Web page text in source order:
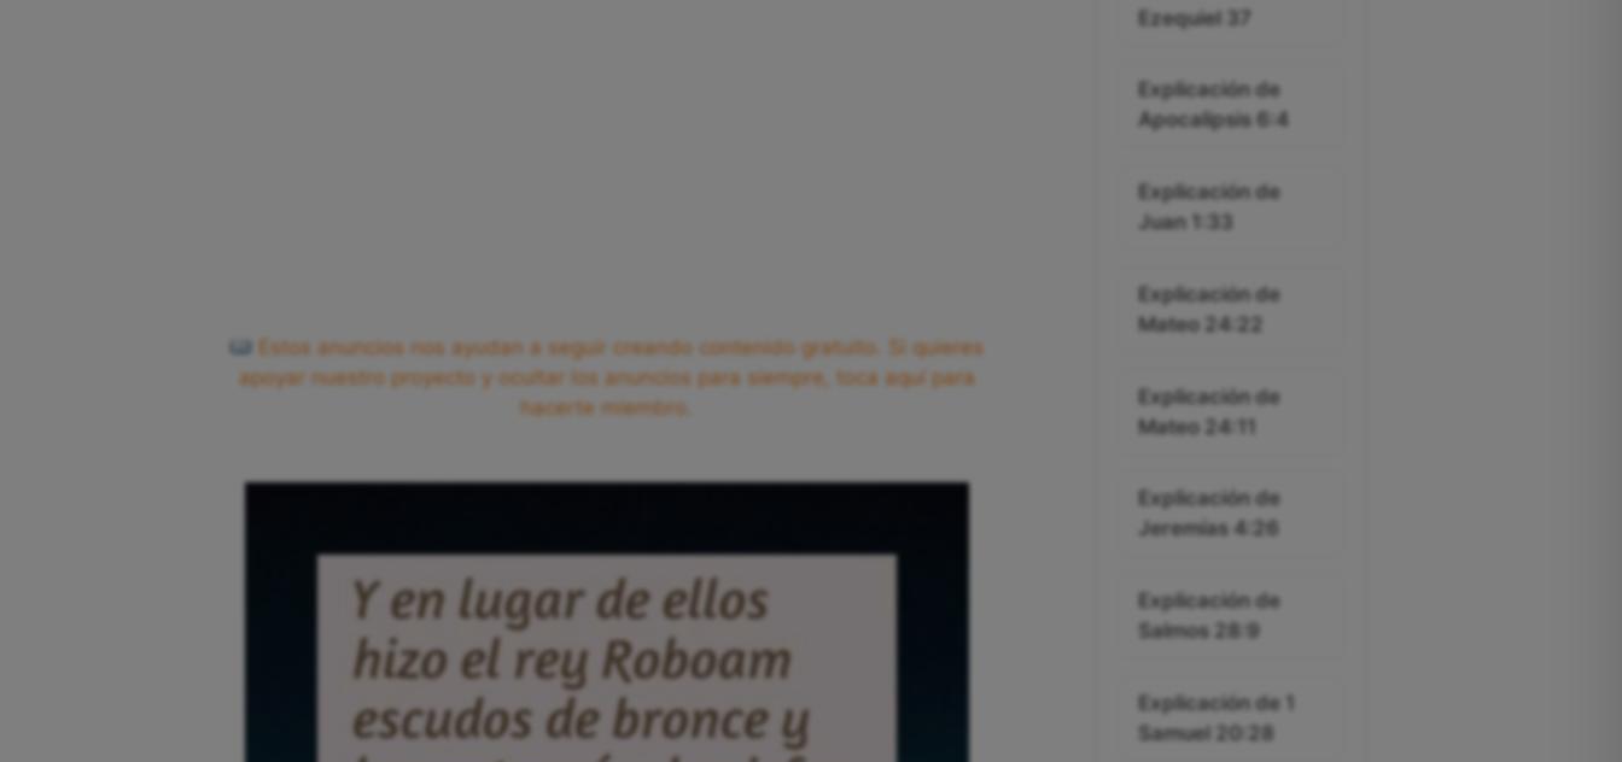
Estos anuncios nos ayudan a seguir creando contenido gratuito. Si quieres
apoyar nuestro proyecto y ocultar los anuncios para siempre, toca aquí para
hacerte miembro.
Ezequiel 37
Explicación de
Apocalipsis 6:4
Explicación de
Juan 1:33
Explicación de
Mateo 24:22
Explicación de
Mateo 24:11
Explicación de
Jeremías 4:26
Explicación de
Salmos 28:9
Explicación de 1
Samuel 20:28